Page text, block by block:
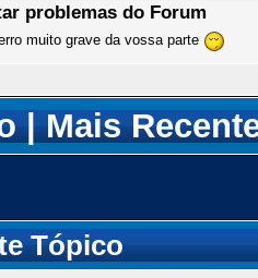
problemas do Forum
muito grave da vossa parte
|Mais
Tópico